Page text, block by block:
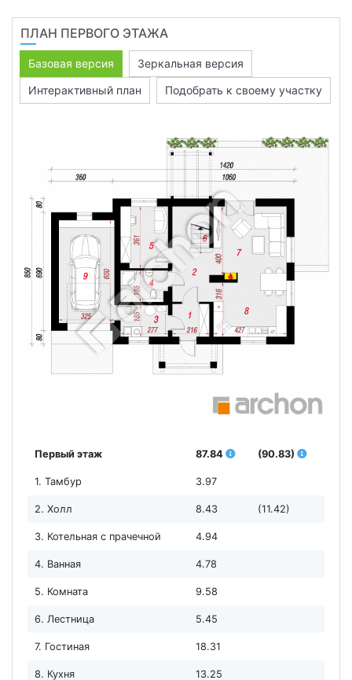
ПЛАН ПЕРВОГО ЭТАЖА
Базовая версия
Зеркальная версия
Интерактивный план
Подобрать к своему участку
Первый этаж 87.84 (90.83)
1. Тамбур 3.97
2. Холл 8.43 (11.42)
3. Котельная с прачечной 4.94
4. Ванная 4.78
5. Комната 9.58
6. Лестница 5.45
7. Гостиная 18.31
8. Кухня 13.25